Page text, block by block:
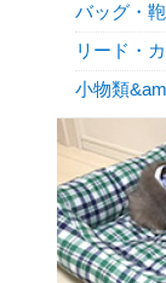
バッグ・鞄
リード・
小物類